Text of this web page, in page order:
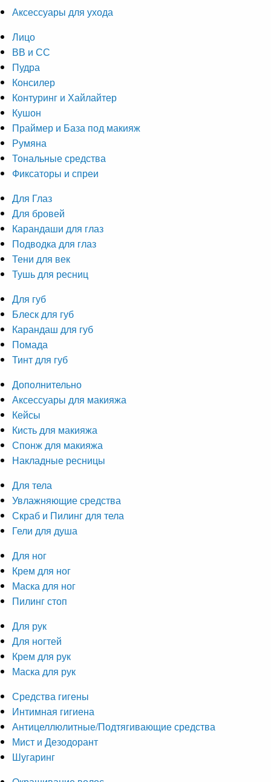
Аксессуары для ухода
Лицо
ВВ и СС
Пудра
Консилер
Контуринг и Хайлайтер
Кушон
Праймер и База под макияж
Румяна
Тональные средства
Фиксаторы и спреи
Для Глаз
Для бровей
Карандаши для глаз
Подводка для глаз
Тени для век
Тушь для ресниц
Для губ
Блеск для губ
Карандаш для губ
Помада
Тинт для губ
Дополнительно
Аксессуары для макияжа
Кейсы
Кисть для макияжа
Спонж для макияжа
Накладные ресницы
Для тела
Увлажняющие средства
Скраб и Пилинг для тела
Гели для душа
Для ног
Крем для ног
Маска для ног
Пилинг стоп
Для рук
Для ногтей
Крем для рук
Маска для рук
Средства гигены
Интимная гигиена
Антицеллюлитные/Подтягивающие средства
Мист и Дезодорант
Шугаринг